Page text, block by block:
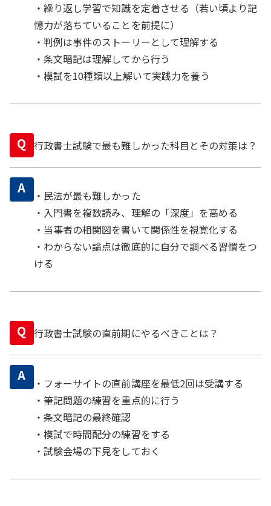
・繰り返し学習で知識を定着させる（若い頃より記
憶力が落ちていることを前提に）
・判例は事件のストーリーとして理解する
・条文暗記は理解してから行う
・模試を10種類以上解いて実践力を養う
Q 行政書士試験で最も難しかった科目とその対策は？
A
・民法が最も難しかった
・入門書を複数読み、理解の「深度」を高める
・当事者の相関図を書いて関係性を視覚化する
・わからない論点は徹底的に自分で調べる習慣をつ
ける
Q 行政書士試験の直前期にやるべきことは？
A
・フォーサイトの直前講座を最低2回は受講する
・筆記問題の練習を重点的に行う
・条文暗記の最終確認
・模試で時間配分の練習をする
・試験会場の下見をしておく